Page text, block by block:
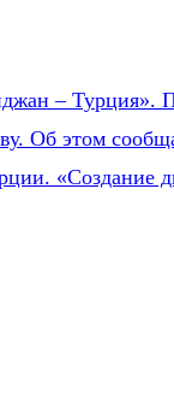
–
Об этом
«Создание